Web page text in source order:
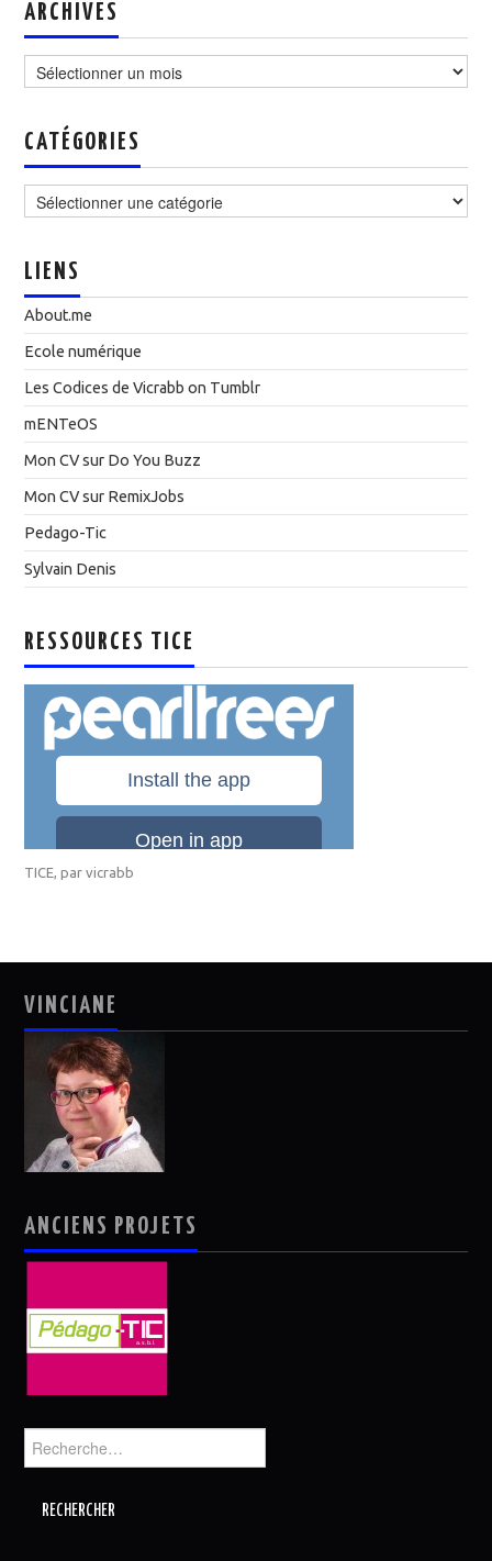
ARCHIVES
CATÉGORIES
LIENS
About.me
Ecole numérique
Les Codices de Vicrabb on Tumblr
mENTeOS
Mon CV sur Do You Buzz
Mon CV sur RemixJobs
Pedago-Tic
Sylvain Denis
RESSOURCES TICE
TICE, parvicrabb
VINCIANE
ANCIENS PROJETS
Rechercher :